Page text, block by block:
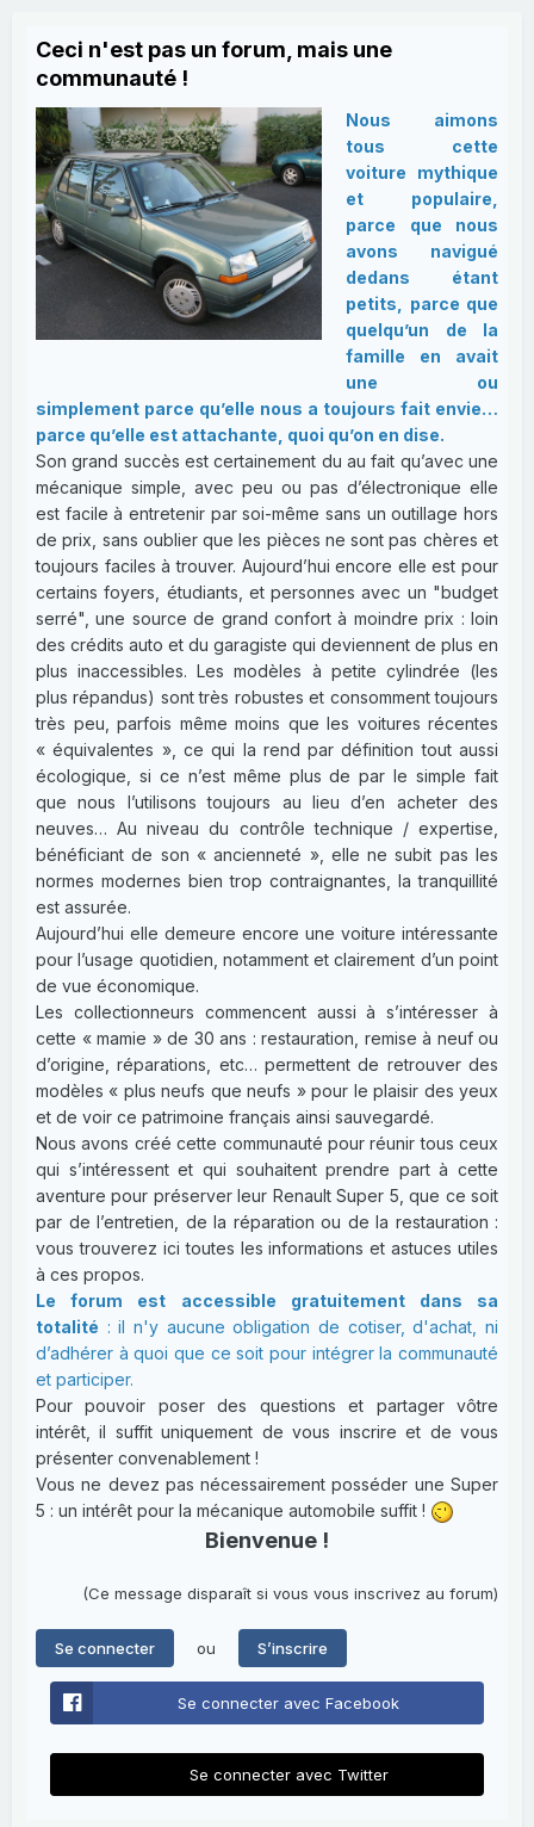
Ceci n'est pas un forum, mais une
communauté !
Nous aimons
tous cette
voiture mythique
et populaire,
parce que nous
avons navigué
dedans étant
petits, parce que
quelqu’un de la
famille en avait
une ou
simplement parce qu’elle nous a toujours fait envie…
parce qu’elle est attachante, quoi qu’on en dise.
Son grand succès est certainement du au fait qu’avec une
mécanique simple, avec peu ou pas d’électronique elle
est facile à entretenir par soi-même sans un outillage hors
de prix, sans oublier que les pièces ne sont pas chères et
toujours faciles à trouver. Aujourd’hui encore elle est pour
certains foyers, étudiants, et personnes avec un "budget
serré", une source de grand confort à moindre prix : loin
des crédits auto et du garagiste qui deviennent de plus en
plus inaccessibles. Les modèles à petite cylindrée (les
plus répandus) sont très robustes et consomment toujours
très peu, parfois même moins que les voitures récentes
« équivalentes », ce qui la rend par définition tout aussi
écologique, si ce n’est même plus de par le simple fait
que nous l’utilisons toujours au lieu d’en acheter des
neuves… Au niveau du contrôle technique / expertise,
bénéficiant de son « ancienneté », elle ne subit pas les
normes modernes bien trop contraignantes, la tranquillité
est assurée.
Aujourd’hui elle demeure encore une voiture intéressante
pour l’usage quotidien, notamment et clairement d’un point
de vue économique.
Les collectionneurs commencent aussi à s’intéresser à
cette « mamie » de 30 ans : restauration, remise à neuf ou
d’origine, réparations, etc… permettent de retrouver des
modèles « plus neufs que neufs » pour le plaisir des yeux
et de voir ce patrimoine français ainsi sauvegardé.
Nous avons créé cette communauté pour réunir tous ceux
qui s’intéressent et qui souhaitent prendre part à cette
aventure pour préserver leur Renault Super 5, que ce soit
par de l’entretien, de la réparation ou de la restauration :
vous trouverez ici toutes les informations et astuces utiles
à ces propos.
Le forum est accessible gratuitement dans sa
totalité : il n'y aucune obligation de cotiser, d'achat, ni
d’adhérer à quoi que ce soit pour intégrer la communauté
et participer.
Pour pouvoir poser des questions et partager vôtre
intérêt, il suffit uniquement de vous inscrire et de vous
présenter convenablement !
Vous ne devez pas nécessairement posséder une Super
5 : un intérêt pour la mécanique automobile suffit !
Bienvenue !
(Ce message disparaît si vous vous inscrivez au forum)
Se connecter ou S’inscrire
Se connecter avec Facebook
Se connecter avec Twitter